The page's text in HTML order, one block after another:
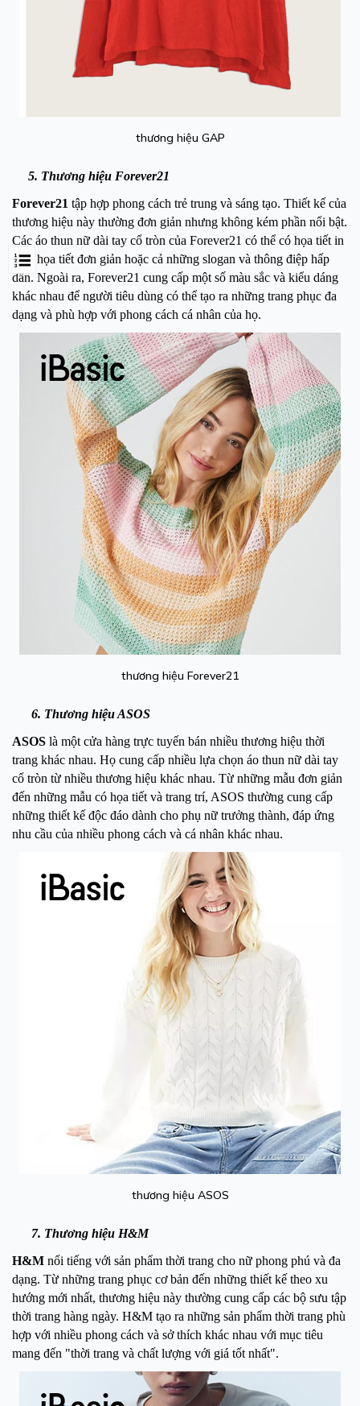
thương hiệu GAP
5. Thương hiệu Forever21
Forever21 tập hợp phong cách trẻ trung và sáng tạo. Thiết kế của
thương hiệu này thường đơn giản nhưng không kém phần nổi bật.
Các áo thun nữ dài tay cổ tròn của Forever21 có thể có họa tiết in
hoa, họa tiết đơn giản hoặc cả những slogan và thông điệp hấp
dẫn. Ngoài ra, Forever21 cung cấp một số màu sắc và kiểu dáng
khác nhau để người tiêu dùng có thể tạo ra những trang phục đa
dạng và phù hợp với phong cách cá nhân của họ.
thương hiệu Forever21
6. Thương hiệu ASOS
ASOS là một cửa hàng trực tuyến bán nhiều thương hiệu thời
trang khác nhau. Họ cung cấp nhiều lựa chọn áo thun nữ dài tay
cổ tròn từ nhiều thương hiệu khác nhau. Từ những mẫu đơn giản
đến những mẫu có họa tiết và trang trí, ASOS thường cung cấp
những thiết kế độc đáo dành cho phụ nữ trưởng thành, đáp ứng
nhu cầu của nhiều phong cách và cá nhân khác nhau.
thương hiệu ASOS
7. Thương hiệu H&M
H&M nổi tiếng với sản phẩm thời trang cho nữ phong phú và đa
dạng. Từ những trang phục cơ bản đến những thiết kế theo xu
hướng mới nhất, thương hiệu này thường cung cấp các bộ sưu tập
thời trang hàng ngày. H&M tạo ra những sản phẩm thời trang phù
hợp với nhiều phong cách và sở thích khác nhau với mục tiêu
mang đến "thời trang và chất lượng với giá tốt nhất".